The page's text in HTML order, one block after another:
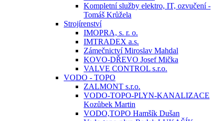
Kompletní služby elektro, IT, ozvučení -
Tomáš Krůžela
Strojírenství
IMOPRA, s. r. o.
IMTRADEX a.s.
Zámečnictví Miroslav Mahdal
KOVO-DŘEVO Josef Mička
VALVE CONTROL s.r.o.
VODO - TOPO
ZALMONT s.r.o.
VODO-TOPO-PLYN-KANALIZACE
Kozůbek Martin
VODO,TOPO Hamšík Dušan